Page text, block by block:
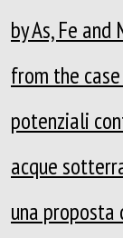
by As, Fe
from the
potenziali
acque
una proposta